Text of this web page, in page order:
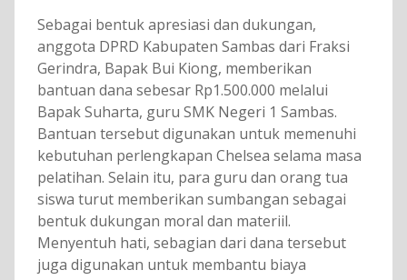
Sebagai bentuk apresiasi dan dukungan,
anggota DPRD Kabupaten Sambas dari Fraksi
Gerindra, Bapak Bui Kiong, memberikan
bantuan dana sebesar Rp1.500.000 melalui
Bapak Suharta, guru SMK Negeri 1 Sambas.
Bantuan tersebut digunakan untuk memenuhi
kebutuhan perlengkapan Chelsea selama masa
pelatihan. Selain itu, para guru dan orang tua
siswa turut memberikan sumbangan sebagai
bentuk dukungan moral dan materiil.
Menyentuh hati, sebagian dari dana tersebut
juga digunakan untuk membantu biaya